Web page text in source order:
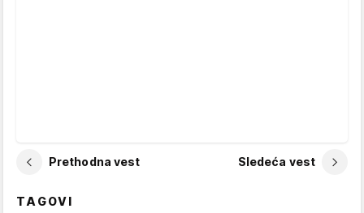
Prethodna vest Sledeća vest
TAGOVI